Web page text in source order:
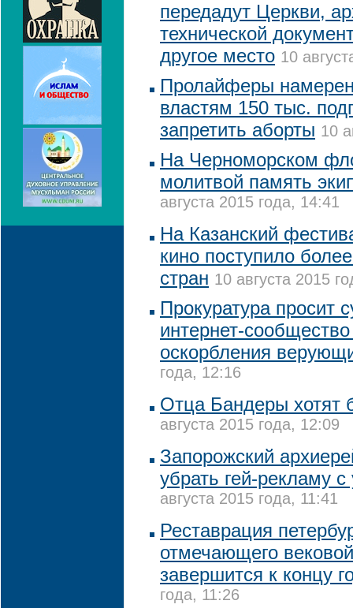
передадут Церкви,
технической
другое место 10
Пролайферы
властям 150 тыс.
запретить аборты 10
На Черноморском
молитвой память
августа 2015 года, 14:41
На Казанский
кино поступило
стран 10 августа 2015
Прокуратура просит
интернет-
оскорбления
года, 12:16
Отца Бандеры хотят
августа 2015 года, 12:09
Запорожский
убрать гей-рекламу с
августа 2015 года, 11:41
Реставрация
отмечающего
завершится к концу
года, 11:26